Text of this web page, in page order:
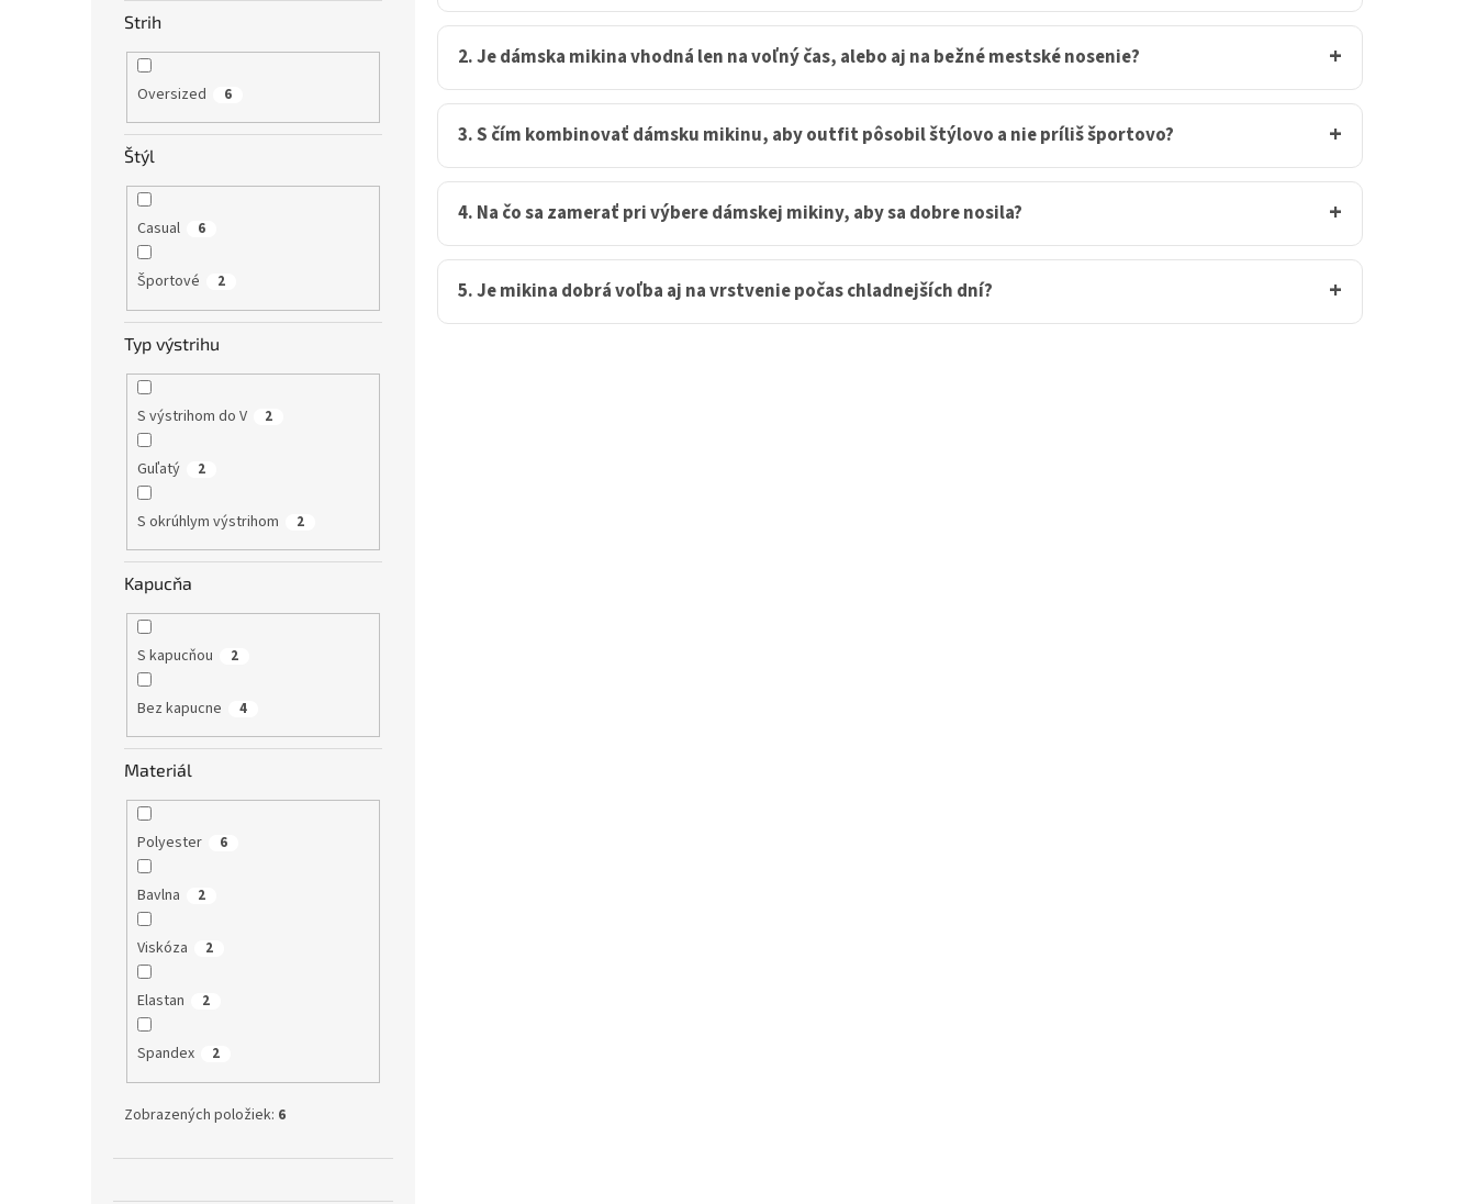
Strih
Oversized 6
Štýl
Casual 6
Športové 2
Typ výstrihu
S výstrihom do V 2
Guľatý 2
S okrúhlym výstrihom 2
Kapucňa
S kapucňou 2
Bez kapucne 4
Materiál
Polyester 6
Bavlna 2
Viskóza 2
Elastan 2
Spandex 2
Zobrazených položiek: 6
i
e
p
v
y
ý
i
s
u
2. Je dámska mikina vhodná len na voľný čas, alebo aj na bežné mestské nosenie?
3. S čím kombinovať dámsku mikinu, aby outfit pôsobil štýlovo a nie príliš športovo?
4. Na čo sa zamerať pri výbere dámskej mikiny, aby sa dobre nosila?
5. Je mikina dobrá voľba aj na vrstvenie počas chladnejších dní?